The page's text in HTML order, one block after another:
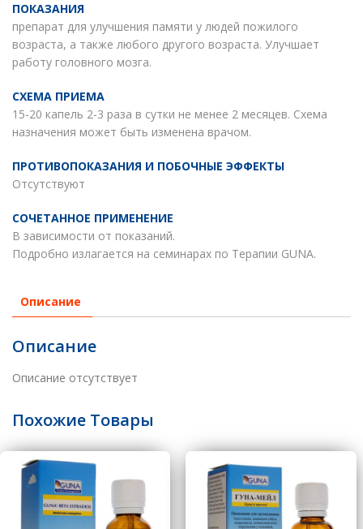
ПОКАЗАНИЯ
препарат для улучшения памяти у людей пожилого
возраста, а также любого другого возраста. Улучшает
работу головного мозга.
СХЕМА ПРИЕМА
15-20 капель 2-3 раза в сутки не менее 2 месяцев. Схема
назначения может быть изменена врачом.
ПРОТИВОПОКАЗАНИЯ И ПОБОЧНЫЕ ЭФФЕКТЫ
Отсутствуют
СОЧЕТАННОЕ ПРИМЕНЕНИЕ
В зависимости от показаний.
Подробно излагается на семинарах по Терапии GUNA.
Описание
Описание
Описание отсутствует
Похожие Товары